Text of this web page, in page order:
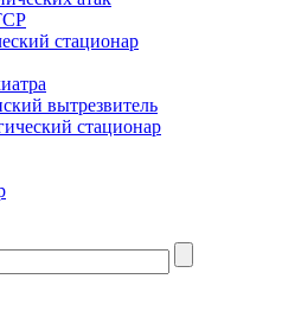
стационар
вытрезвитель
стационар